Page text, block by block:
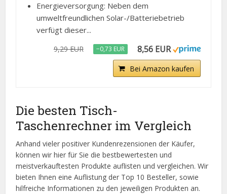
Energieversorgung: Neben dem
umweltfreundlichen Solar-/Batteriebetrieb
verfügt dieser...
9,29 EUR −0,73 EUR 8,56 EUR
Bei Amazon kaufen
Die besten Tisch-
Taschenrechner im Vergleich
Anhand vieler positiver Kundenrezensionen der Käufer,
können wir hier für Sie die bestbewertesten und
meistverkauftesten Produkte auflisten und vergleichen. Wir
bieten Ihnen eine Auflistung der Top 10 Besteller, sowie
hilfreiche Informationen zu den jeweiligen Produkten an.